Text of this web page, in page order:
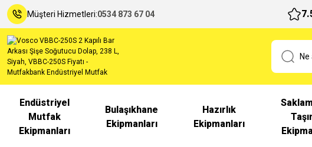
Müşteri Hizmetleri:0534 873 67 04
Endüstriyel
Mutfak
Ekipmanları
Bulaşıkhane
Ekipmanları
Hazırlık
Ekipmanları